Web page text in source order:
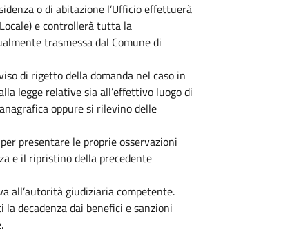
o di abitazione l’Ufficio effettuerà
e controllerà tutta la
trasmessa dal Comune di
di rigetto della domanda nel caso in
legge relative sia all’effettivo luogo di
oppure si rilevino delle
presentare le proprie osservazioni
e il ripristino della precedente
all’autorità giudiziaria competente.
decadenza dai benefici e sanzioni